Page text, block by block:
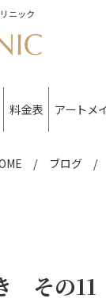
ニック
料金表
アイライン
アートメ
ブログ
その11